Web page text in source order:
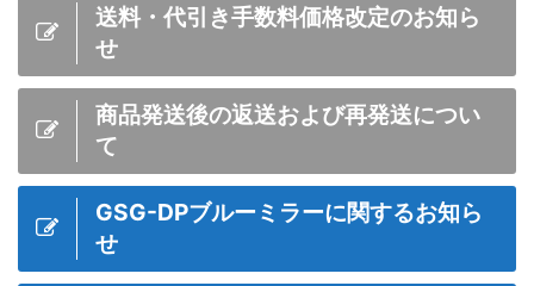
送料・代引き手数料価格改定のお知ら
せ
商品発送後の返送および再発送につい
て
GSG-DPブルーミラーに関するお知ら
せ